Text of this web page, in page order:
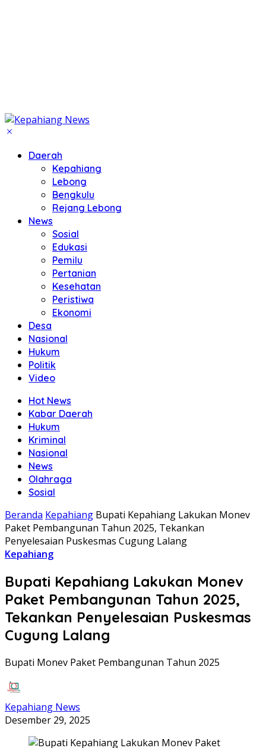
Daerah
Kepahiang
Lebong
Bengkulu
Rejang Lebong
News
Sosial
Edukasi
Pemilu
Pertanian
Kesehatan
Peristiwa
Ekonomi
Desa
Nasional
Hukum
Politik
Video
Hot News
Kabar Daerah
Hukum
Kriminal
Nasional
News
Olahraga
Sosial
Beranda Kepahiang Bupati Kepahiang Lakukan Monev
Paket Pembangunan Tahun 2025, Tekankan
Penyelesaian Puskesmas Cugung Lalang
Kepahiang
Bupati Kepahiang Lakukan Monev
Paket Pembangunan Tahun 2025,
Tekankan Penyelesaian Puskesmas
Cugung Lalang
Bupati Monev Paket Pembangunan Tahun 2025
Kepahiang News
Desember 29, 2025